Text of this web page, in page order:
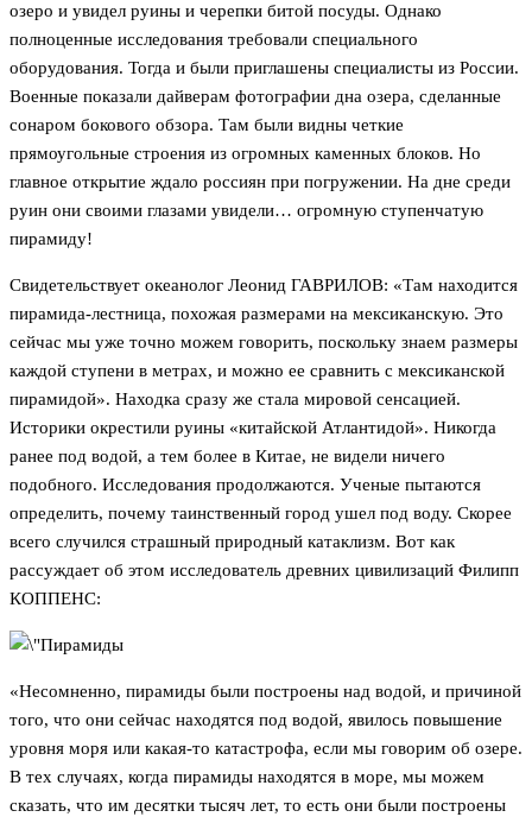
озеро и увидел руины и черепки битой посуды. Однако
полноценные исследования требовали специального
оборудования. Тогда и были приглашены специалисты из России.
Военные показали дайверам фотографии дна озера, сделанные
сонаром бокового обзора. Там были видны четкие
прямоугольные строения из огромных каменных блоков. Но
главное открытие ждало россиян при погружении. На дне среди
руин они своими глазами увидели… огромную ступенчатую
пирамиду!
Свидетельствует океанолог Леонид ГАВРИЛОВ: «Там находится
пирамида-лестница, похожая размерами на мексиканскую. Это
сейчас мы уже точно можем говорить, поскольку знаем размеры
каждой ступени в метрах, и можно ее сравнить с мексиканской
пирамидой». Находка сразу же стала мировой сенсацией.
Историки окрестили руины «китайской Атлантидой». Никогда
ранее под водой, а тем более в Китае, не видели ничего
подобного. Исследования продолжаются. Ученые пытаются
определить, почему таинственный город ушел под воду. Скорее
всего случился страшный природный катаклизм. Вот как
рассуждает об этом исследователь древних цивилизаций Филипп
КОППЕНС:
«Несомненно, пирамиды были построены над водой, и причиной
того, что они сейчас находятся под водой, явилось повышение
уровня моря или какая-то катастрофа, если мы говорим об озере.
В тех случаях, когда пирамиды находятся в море, мы можем
сказать, что им десятки тысяч лет, то есть они были построены